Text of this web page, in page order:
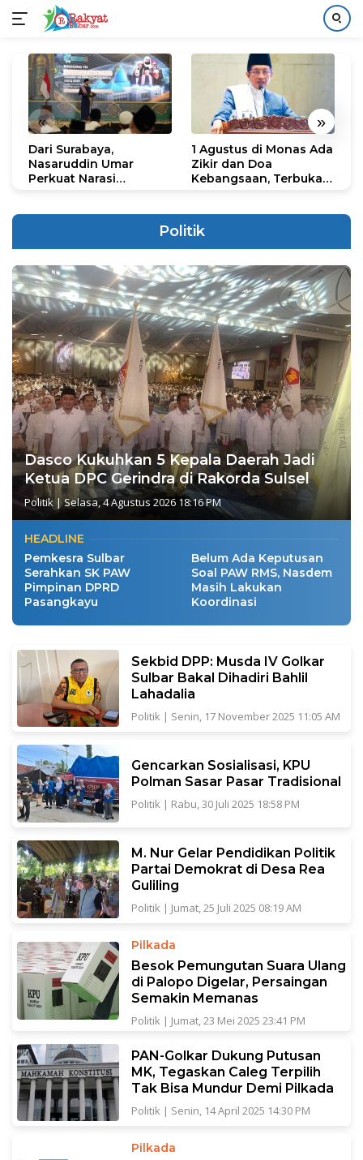
konten
« »
Dari Surabaya,
Nasaruddin Umar
Perkuat Narasi
1 Agustus di Monas Ada
Zikir dan Doa
Kebangsaan, Terbuka
Politik
Dasco Kukuhkan 5 Kepala Daerah Jadi
Ketua DPC Gerindra di Rakorda Sulsel
Politik|Selasa, 4 Agustus 2026 18:16 PM
HEADLINE
Pemkesra Sulbar
Serahkan SK PAW
Pimpinan DPRD
Pasangkayu
Belum Ada Keputusan
Soal PAW RMS, Nasdem
Masih Lakukan
Koordinasi
Sekbid DPP: Musda IV Golkar
Sulbar Bakal Dihadiri Bahlil
Lahadalia
Politik | Senin, 17 November 2025 11:05 AM
Gencarkan Sosialisasi, KPU
Polman Sasar Pasar Tradisional
Politik | Rabu, 30 Juli 2025 18:58 PM
M. Nur Gelar Pendidikan Politik
Partai Demokrat di Desa Rea
Guliling
Politik | Jumat, 25 Juli 2025 08:19 AM
Pilkada
Besok Pemungutan Suara Ulang
di Palopo Digelar, Persaingan
Semakin Memanas
Politik | Jumat, 23 Mei 2025 23:41 PM
PAN-Golkar Dukung Putusan
MK, Tegaskan Caleg Terpilih
Tak Bisa Mundur Demi Pilkada
Politik | Senin, 14 April 2025 14:30 PM
Pilkada